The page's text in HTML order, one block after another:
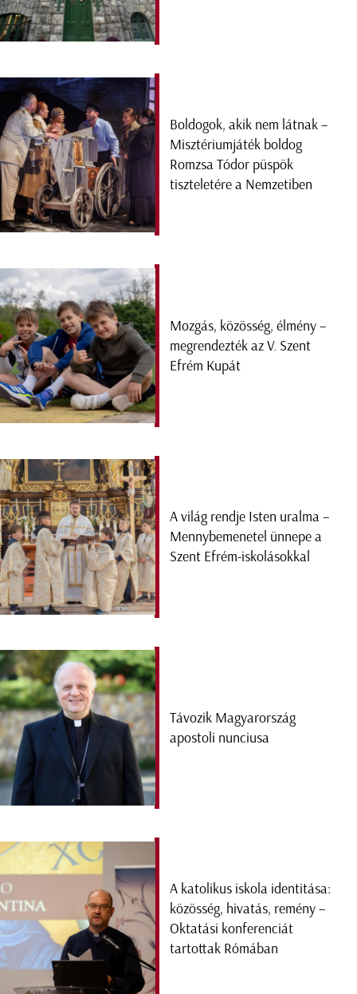
Boldogok, akik nem látnak –
Misztériumjáték boldog
Romzsa Tódor püspök
tiszteletére a Nemzetiben
Mozgás, közösség, élmény –
megrendezték az V. Szent
Efrém Kupát
A világ rendje Isten uralma –
Mennybemenetel ünnepe a
Szent Efrém-iskolásokkal
Távozik Magyarország
apostoli nunciusa
A katolikus iskola identitása:
közösség, hivatás, remény –
Oktatási konferenciát
tartottak Rómában